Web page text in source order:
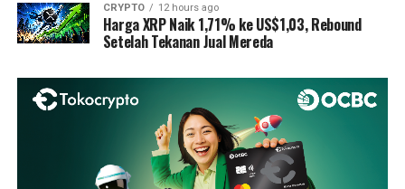
CRYPTO 12 hours ago
Harga XRP Naik 1,71% ke US$1,03, Rebound
Setelah Tekanan Jual Mereda